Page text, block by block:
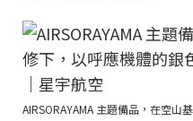
AIRSORAYAMA 主題備品，在空山